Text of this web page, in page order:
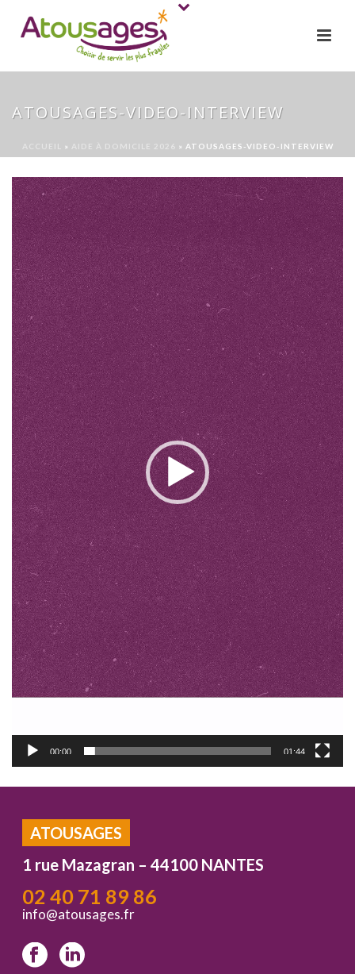
ATOUSAGES-VIDEO-INTERVIEW
ACCUEIL » AIDE À DOMICILE 2026 » ATOUSAGES-VIDEO-INTERVIEW
Lecteur
vidéo
00:00 01:44
ATOUSAGES
1 rue Mazagran – 44100 NANTES
02 40 71 89 86
info@atousages.fr